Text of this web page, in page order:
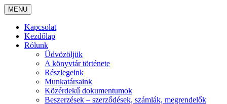
MENU
Kapcsolat
Kezdőlap
Rólunk
Üdvözöljük
A könyvtár története
Részlegeink
Munkatársaink
Közérdekű dokumentumok
Beszerzések – szerződések, számlák, megrendelők